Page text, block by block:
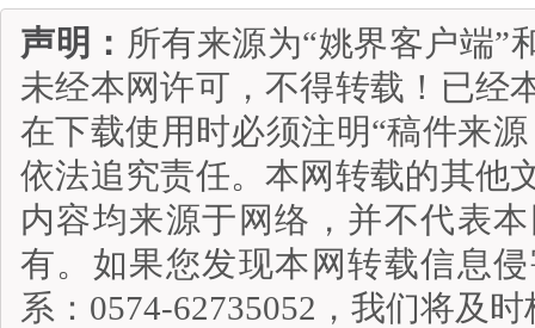
声明： 所有来源为“姚界客户端”
未经本网许可，不得转载！已经
在下载使用时必须注明“稿件来
依法追究责任。本网转载的其他
内容均来源于网络，并不代表
有。如果您发现本网转载信息
系：0574-62735052，我们将及